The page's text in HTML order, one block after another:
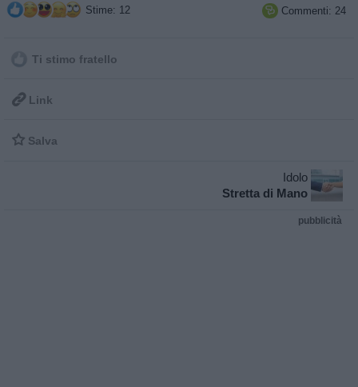
Stime: 12  Commenti: 24
Ti stimo fratello
 Link
 Salva
Idolo
Stretta di Mano
pubblicità